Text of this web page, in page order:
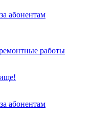
абонентам
работы
абонентам